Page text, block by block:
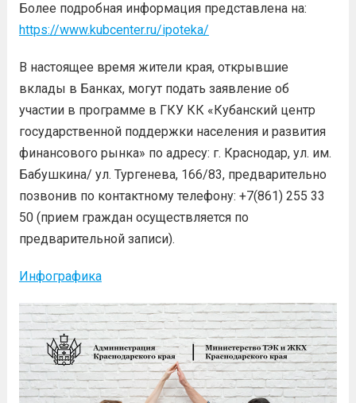
Более подробная информация представлена на:
https://www.kubcenter.ru/ipoteka/
В настоящее время жители края, открывшие
вклады в Банках, могут подать заявление об
участии в программе в ГКУ КК «Кубанский центр
государственной поддержки населения и развития
финансового рынка» по адресу: г. Краснодар, ул. им.
Бабушкина/ ул. Тургенева, 166/83, предварительно
позвонив по контактному телефону: +7(861) 255 33
50 (прием граждан осуществляется по
предварительной записи).
Инфографика